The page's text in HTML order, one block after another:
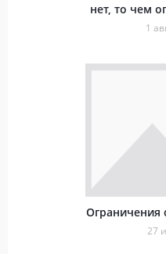
нет, то чем
1
Ограничения
27